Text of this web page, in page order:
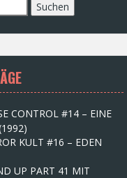
CONTROL #14 – EINE
KULT #16 – EDEN
UP PART 41 MIT